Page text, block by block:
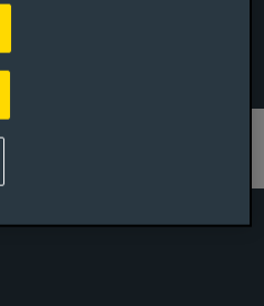
Director